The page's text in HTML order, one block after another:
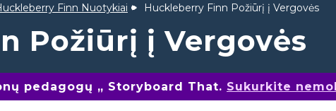
Finn Nuotykiai Huckleberry Finn Požiūrį į Vergovės
Požiūrį į Vergovės
pedagogų „ Storyboard That. Sukurkite